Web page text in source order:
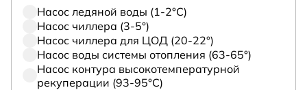
Насос ледяной воды (1-2°С)
Насос чиллера (3-5°)
Насос чиллера для ЦОД (20-22°)
Насос воды системы отопления (63-65°)
Насос контура высокотемпературной
рекуперации (93-95°С)